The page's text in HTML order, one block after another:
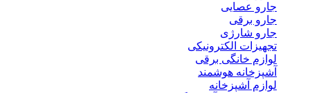
جارو عصایی
جارو برقی
جارو شارژی
تجهیزات الکترونیکی
لوازم خانگی برقی
آشپزخانه هوشمند
لوازم آشپزخانه